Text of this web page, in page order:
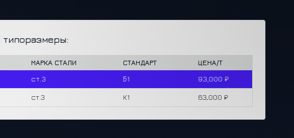
типоразмеры:
МАРКА СТАЛИ СТАНДАРТ
ЦЕНА/Т
ст.3 Б1 93,000 ₽
ст.3 К1 63,000 ₽